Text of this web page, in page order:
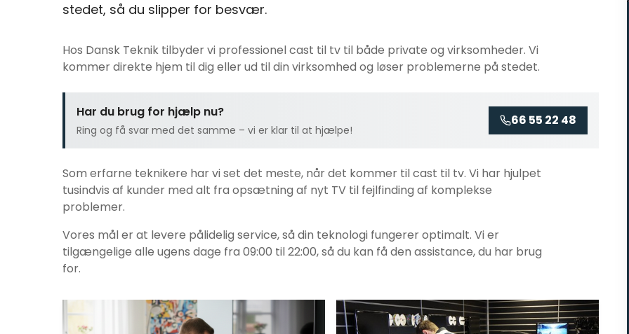
stedet, så du slipper for besvær.
Hos Dansk Teknik tilbyder vi professionelcast til tv til både private og virksomheder. Vi
kommer direkte hjem til dig eller ud til din virksomhed og løser problemerne på stedet.
Har du brug for hjælp nu?
Ring og få svar med det samme – vi er klar til at hjælpe!
66 55 22 48
Som erfarne teknikere har vi set det meste, når det kommer tilcast til tv. Vi har hjulpet
tusindvis af kunder med alt fra opsætning af nyt TV til fejlfinding af komplekse
problemer.
Vores mål er at levere pålidelig service, så din teknologi fungerer optimalt. Vi er
tilgængelige alle ugens dage fra 09:00 til 22:00, så du kan få den assistance, du har brug
for.